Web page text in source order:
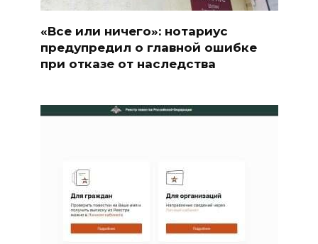
«Все или ничего»: нотариус
предупредил о главной ошибке
при отказе от наследства